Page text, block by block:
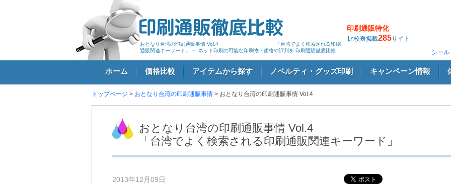
おとなり台湾の印刷通販事情 Vol.4 「台湾でよく検索される印刷
通販関連キーワード」 ～ ネット印刷の可能な印刷物・価格や評判を 印刷通販徹底比較
印刷通販特化
比較表掲載285サイト
シー
ホーム 価格比較 アイテムから探す ノベルティ・グッズ印刷 キャンペーン情報
トップページ > おとなり台湾の印刷通販事情 > おとなり台湾の印刷通販事情 Vol.4
おとなり台湾の印刷通販事情 Vol.4
「台湾でよく検索される印刷通販関連キーワード」
2013年12月09日